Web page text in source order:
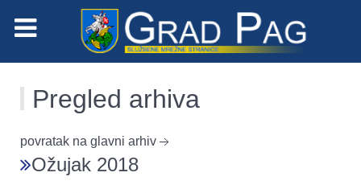
Pregled arhiva
povratak na glavni arhiv
Ožujak 2018